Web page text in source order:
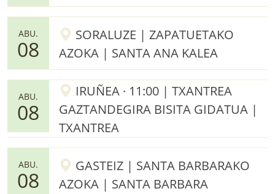
ABU.
08
SORALUZE | ZAPATUETAKO
AZOKA | SANTA ANA KALEA
ABU.
08
IRUÑEA · 11:00 | TXANTREA
GAZTANDEGIRA BISITA GIDATUA |
TXANTREA
ABU.
08
GASTEIZ | SANTA BARBARAKO
AZOKA | SANTA BARBARA